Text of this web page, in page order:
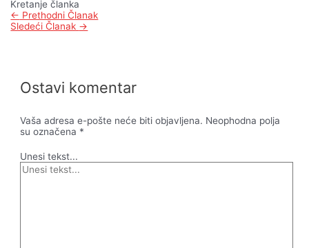
Kretanje članka
← Prethodni Članak
Sledeći Članak →
Ostavi komentar
Vaša adresa e-pošte neće biti objavljena. Neophodna polja
su označena *
Unesi tekst...